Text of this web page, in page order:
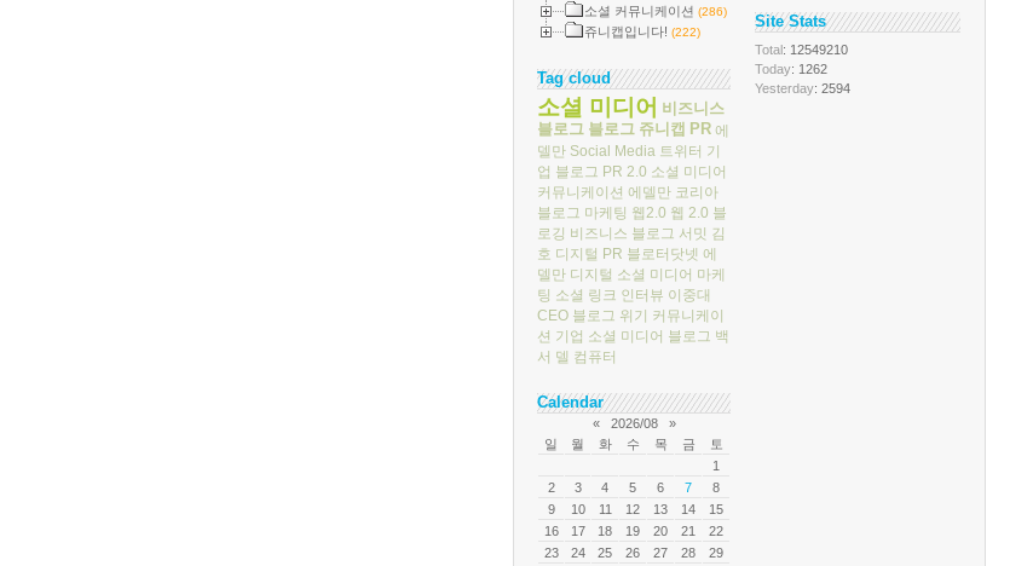
소셜 커뮤니케이션 (286)
쥬니캡입니다! (222)
Tag cloud
소셜 미디어 비즈니스
블로그 블로그 쥬니캡 PR 에
델만 Social Media 트위터 기
업 블로그 PR 2.0 소셜 미디어
커뮤니케이션 에델만 코리아
블로그 마케팅 웹2.0 웹 2.0 블
로깅 비즈니스 블로그 서밋 김
호 디지털 PR 블로터닷넷 에
델만 디지털 소셜 미디어 마케
팅 소셜 링크 인터뷰 이중대
CEO 블로그 위기 커뮤니케이
션 기업 소셜 미디어 블로그 백
서 델 컴퓨터
Calendar
« 2026/08
»
일
월 화 수 목 금
토
1
2
3 4 5 6 7
8
9
10 11 12 13 14
15
16
17 18 19 20 21
22
23
24 25 26 27 28 29
Site Stats
Total: 12549210
Today: 1262
Yesterday: 2594